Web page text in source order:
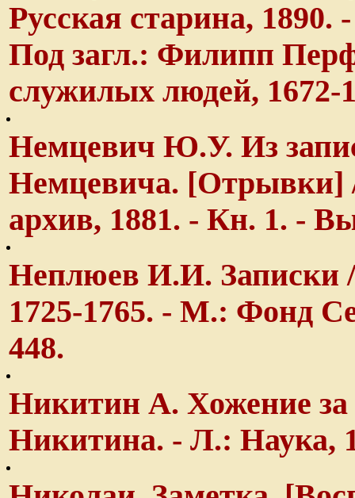
Русская старина,
Под загл.: Филипп
служилых людей, 1672-
Немцевич Ю.У. Из
Немцевича. [Отрывки]
архив, 1881. - Кн. 1. -
Неплюев И.И. Записки
1725-1765. - М.: Фонд
448.
Никитин А. Хожение
Никитина. - Л.: Наука,